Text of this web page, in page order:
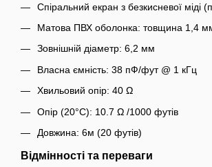
Спіральний екран з безкисневої міді
Матова ПВХ оболонка: товщина 1,4
Зовнішній діаметр: 6,2 мм
Власна ємність: 38 пФ/фут @ 1 кГц
Хвильовий опір: 40 Ω
Опір (20°С): 10.7 Ω /1000 футів
Довжина: 6м (20 футів)
Відмінності та переваги